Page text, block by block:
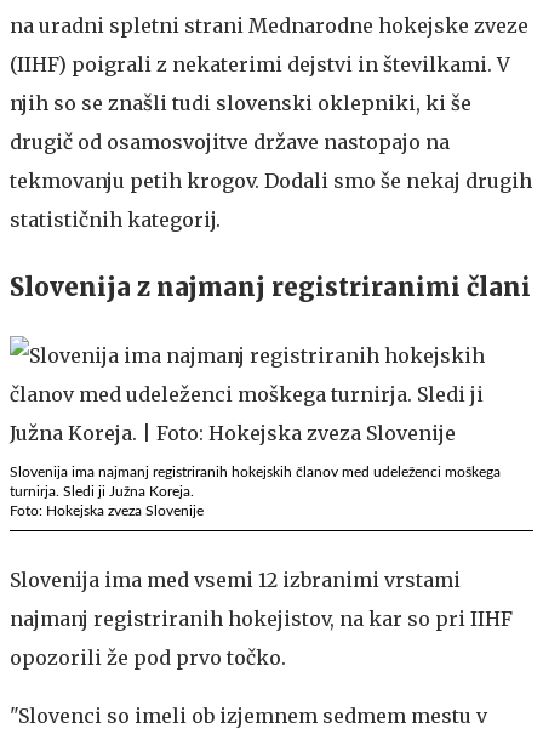
na uradni spletni strani Mednarodne hokejske zveze
(IIHF) poigrali z nekaterimi dejstvi in številkami. V
njih so se znašli tudi slovenski oklepniki, ki še
drugič od osamosvojitve države nastopajo na
tekmovanju petih krogov. Dodali smo še nekaj drugih
statističnih kategorij.
Slovenija z najmanj registriranimi člani
Slovenija ima najmanj registriranih hokejskih članov med udeleženci moškega
turnirja. Sledi ji Južna Koreja.
Foto: Hokejska zveza Slovenije
Slovenija ima med vsemi 12 izbranimi vrstami
najmanj registriranih hokejistov, na kar so pri IIHF
opozorili že pod prvo točko.
"Slovenci so imeli ob izjemnem sedmem mestu v